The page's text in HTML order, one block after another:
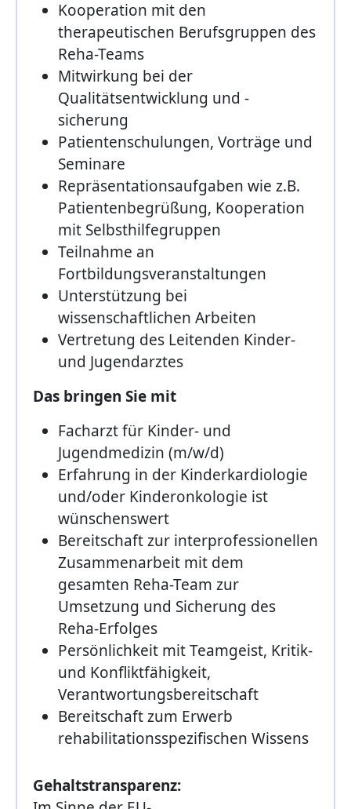
Kooperation mit den
therapeutischen Berufsgruppen des
Reha-Teams
Mitwirkung bei der
Qualitätsentwicklung und -
sicherung
Patientenschulungen, Vorträge und
Seminare
Repräsentationsaufgaben wie z.B.
Patientenbegrüßung, Kooperation
mit Selbsthilfegruppen
Teilnahme an
Fortbildungsveranstaltungen
Unterstützung bei
wissenschaftlichen Arbeiten
Vertretung des Leitenden Kinder-
und Jugendarztes
Das bringen Sie mit
Facharzt für Kinder- und
Jugendmedizin (m/w/d)
Erfahrung in der Kinderkardiologie
und/oder Kinderonkologie ist
wünschenswert
Bereitschaft zur interprofessionellen
Zusammenarbeit mit dem
gesamten Reha-Team zur
Umsetzung und Sicherung des
Reha-Erfolges
Persönlichkeit mit Teamgeist, Kritik-
und Konfliktfähigkeit,
Verantwortungsbereitschaft
Bereitschaft zum Erwerb
rehabilitationsspezifischen Wissens
Gehaltstransparenz: